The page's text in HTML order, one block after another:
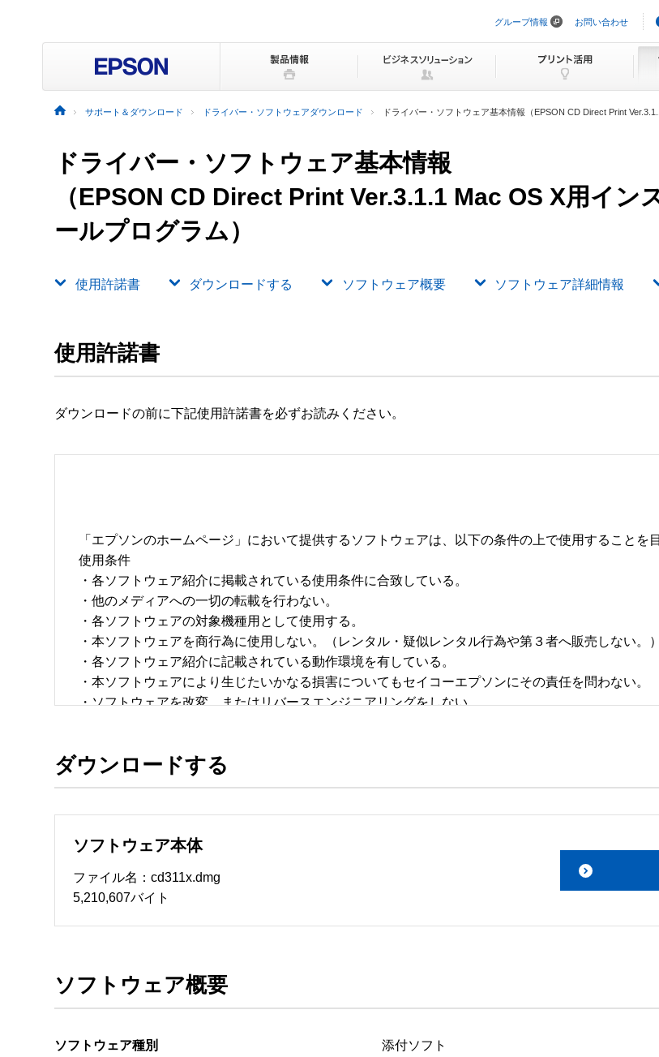
ビ
ョ
を
グループ情報 お問い合わせ
サポート＆ダウンロード ドライバー・ソフトウェアダウンロード ドライバー・ソフトウェア基本情報（EPSON CD Direct Print
ドライバー・ソフトウェア基本情報
（EPSON CD Direct Print Ver.3.1.1 Mac OS X用イン
ールプログラム）
使用許諾書 ダウンロードする ソフトウェア概要 ソフトウェア詳細情報
使用許諾書
ダウンロードの前に下記使用許諾書を必ずお読みください。
「エプソンのホームページ」において提供するソフトウェアは、以下の条件の上で使用することを
使用条件
・各ソフトウェア紹介に掲載されている使用条件に合致している。
・他のメディアへの一切の転載を行わない。
・各ソフトウェアの対象機種用として使用する。
・本ソフトウェアを商行為に使用しない。（レンタル・疑似レンタル行為や第３者へ販売しない。）
・各ソフトウェア紹介に記載されている動作環境を有している。
・本ソフトウェアにより生じたいかなる損害についてもセイコーエプソンにその責任を問わない。
・ソフトウェアを改変、またはリバースエンジニアリングをしない。
ソフトウェアのサポート
ソフトウェアの保証範囲
・ソフトウェアは、予告せず改良、変更することがあります。
著作権者
ダウンロードする
ソフトウェア本体
ファイル名：cd311x.dmg
5,210,607バイト
ソフトウェア概要
ソフトウェア種別 添付ソフト